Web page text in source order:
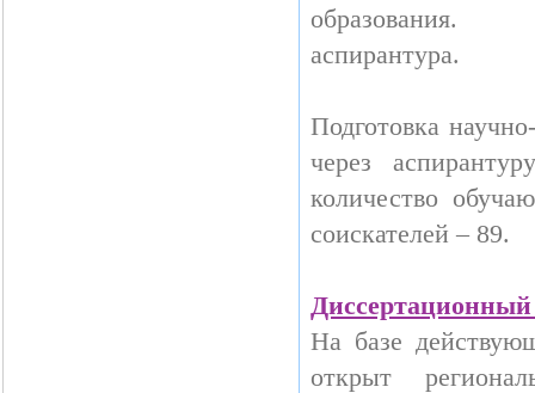
образования.
аспирантура.
Подготовка
через
количество
соискателей – 89.
Диссертационный
На базе
открыт